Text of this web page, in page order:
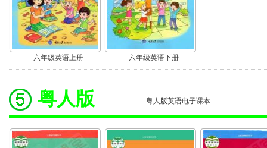
六年级英语上册 六年级英语下册
粤人版 粤人版英语电子课本